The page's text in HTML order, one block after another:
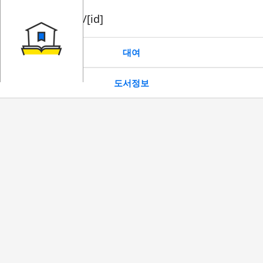
book/rent/[id]
대여
도서정보